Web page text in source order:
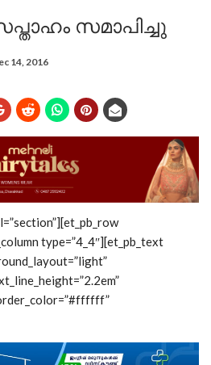
സമാപിച്ചു
14, 2016
type=”4_4″][et_pb_text